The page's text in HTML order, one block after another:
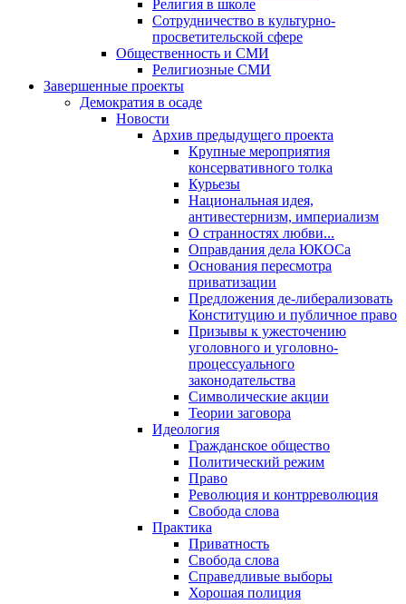
Религия в школе
Сотрудничество в культурно-
просветительской сфере
Общественность и СМИ
Религиозные СМИ
Завершенные проекты
Демократия в осаде
Новости
Архив предыдущего проекта
Крупные мероприятия
консервативного толка
Курьезы
Национальная идея,
антивестернизм, империализм
О странностях любви...
Оправдания дела ЮКОСа
Основания пересмотра
приватизации
Предложения де-либерализовать
Конституцию и публичное право
Призывы к ужесточению
уголовного и уголовно-
процессуального
законодательства
Символические акции
Теории заговора
Идеология
Гражданское общество
Политический режим
Право
Революция и контрреволюция
Свобода слова
Практика
Приватность
Свобода слова
Справедливые выборы
Хорошая полиция